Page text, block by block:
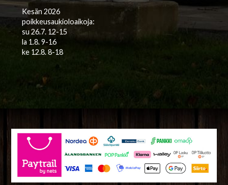
Kesän 2026
poikkeusaukioloaikoja:
su 26.7. 12-15
la 1.8. 9-16
ke 12.8. 8-18